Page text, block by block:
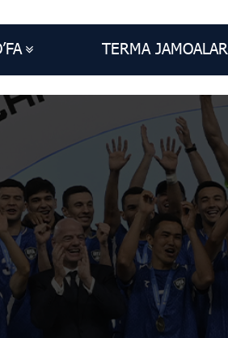
TERMA JAMOALAR